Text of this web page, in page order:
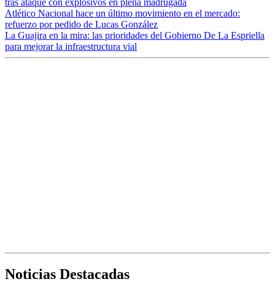
tras ataque con explosivos en plena madrugada
Atlético Nacional hace un último movimiento en el mercado:
refuerzo por pedido de Lucas González
La Guajira en la mira: las prioridades del Gobierno De La Espriella
para mejorar la infraestructura vial
Noticias Destacadas